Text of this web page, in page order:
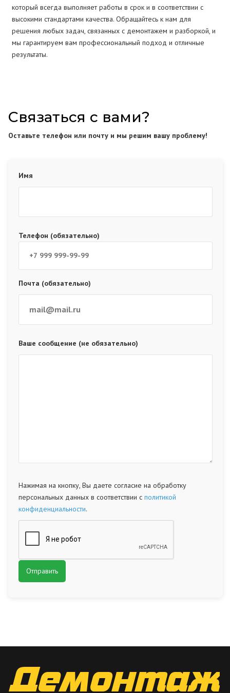
который всегда выполняет работы в срок и в соответствии с
высокими стандартами качества. Обращайтесь к нам для
решения любых задач, связанных с демонтажем и разборкой, и
мы гарантируем вам профессиональный подход и отличные
результаты.
Связаться с вами?
Оставьте телефон или почту и мы решим вашу проблему!
Имя
Телефон (обязательно)
Почта (обязательно)
Ваше сообщение (не обязательно)
Нажимая на кнопку, Вы даете согласие на обработку
персональных данных в соответствии с политикой
конфиденциальности.